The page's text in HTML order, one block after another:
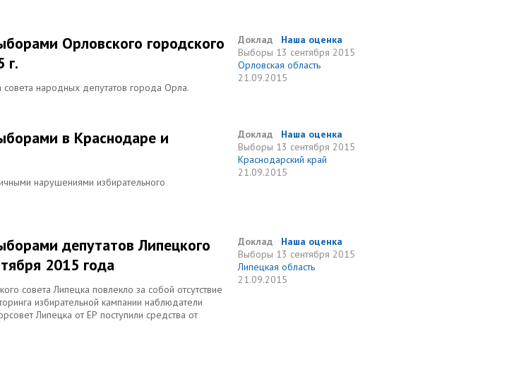
Орловского городского
г.
совета народных депутатов города Орла.
Доклад
Наша оценка
Выборы 13 сентября 2015
Орловская область
21.09.2015
в Краснодаре и
нарушениями избирательного
Доклад
Наша оценка
Выборы 13 сентября 2015
Краснодарский край
21.09.2015
депутатов Липецкого
2015 года
совета Липецка повлекло за собой отсутствие
избирательной кампании наблюдатели
Липецка от ЕР поступили средства от
Доклад
Наша оценка
Выборы 13 сентября 2015
Липецкая область
21.09.2015